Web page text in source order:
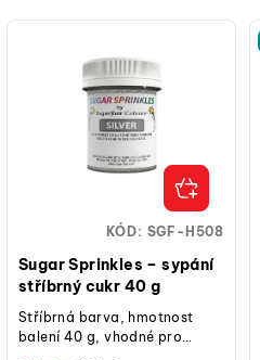
Sugar Sprinkles – sypání
stříbrný cukr 40 g
Stříbrná barva, hmotnost
balení 40 g, vhodné pro
KÓD: SGF-H508